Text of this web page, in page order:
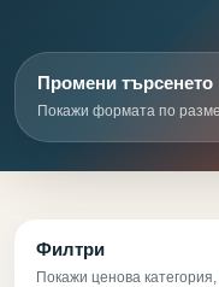
Промени търсенето
Покажи формата по
Филтри
Покажи ценова